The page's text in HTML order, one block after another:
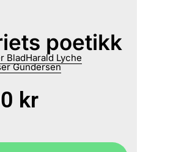
poetikk
BladHarald Lyche
Gundersen
kr